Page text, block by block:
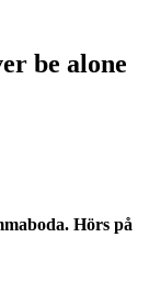
be alone
Hörs på